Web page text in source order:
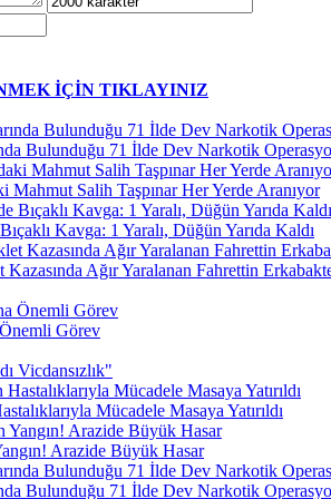
İÇİN TIKLAYINIZ
Bulunduğu 71 İlde Dev Narkotik
Mahmut Salih Taşpınar Her Yerde Aranıyor
Kavga: 1 Yaralı, Düğün Yarıda Kaldı
Ağır Yaralanan Fahrettin
Görev
Vicdansızlık"
Mücadele Masaya Yatırıldı
Arazide Büyük Hasar
Bulunduğu 71 İlde Dev Narkotik